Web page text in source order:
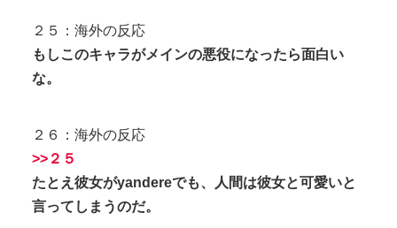
２５：海外の反応
もしこのキャラがメインの悪役になったら面白い
な。
２６：海外の反応
>>２５
たとえ彼女がyandereでも、人間は彼女と可愛いと
言ってしまうのだ。